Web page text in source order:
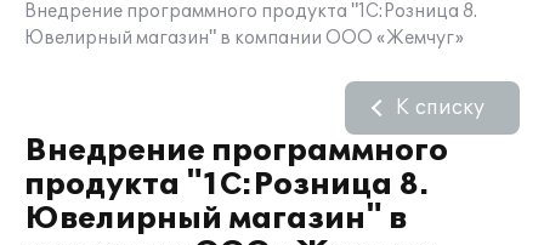
Внедрение программного продукта "1С:Розница 8.
Ювелирный магазин" в компании ООО «Жемчуг»
Внедрение программного
продукта "1С:Розница 8.
Ювелирный магазин" в
К списку